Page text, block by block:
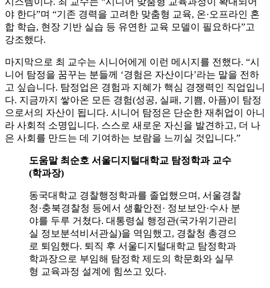
야 한다”며 “기존 경력을 고려한 맞춤형 교육, 온·오프라인 혼
합 학습, 현장 기반 실습 등 유연한 교육 모델이 필요하다”고
강조했다.
마지막으로 최 교수는 시니어에게 이런 메시지를 전했다. “시
니어 탐정을 꿈꾸는 분들께 ‘경험은 자산이다’라는 말을 전하
고 싶습니다. 탐정업은 경험과 지혜가 핵심 경쟁력인 직업입니
다. 지금까지 쌓아온 모든 경험(성공, 실패, 기쁨, 아픔)이 탐정
으로서의 자산이 됩니다. 시니어 탐정은 단순한 재취업이 아니
라 사회적 소명입니다. 스스로 새로운 자신을 발견하고, 더 나
은 사회를 만드는 데 기여하는 보람을 느끼실 것입니다.”
도움말 최순호 서울디지털대학교 탐정학과 교수
(학과장)
동국대학교 경찰행정학과를 졸업했으며, 서울경찰
청·충북경찰청 등에서 생활안전· 정보보안·수사 분
야를 두루 거쳤다. 대통령실 행정관(국가위기관리
실 정보분석비서관실)을 역임했고, 경찰청 총경으
로 퇴임했다. 퇴직 후 서울디지털대학교 탐정학과
학과장으로 부임해 탐정학 제도의 학문화와 실무
형 교육과정 설계에 힘쓰고 있다.